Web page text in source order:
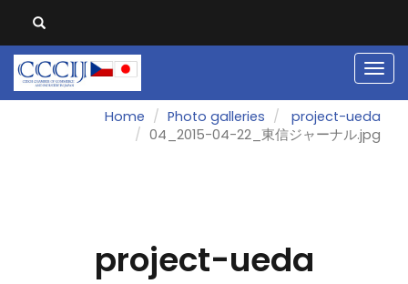
Home Photo galleries
project-ueda
04_2015-04-22_東信ジャーナル.jpg
project-ueda